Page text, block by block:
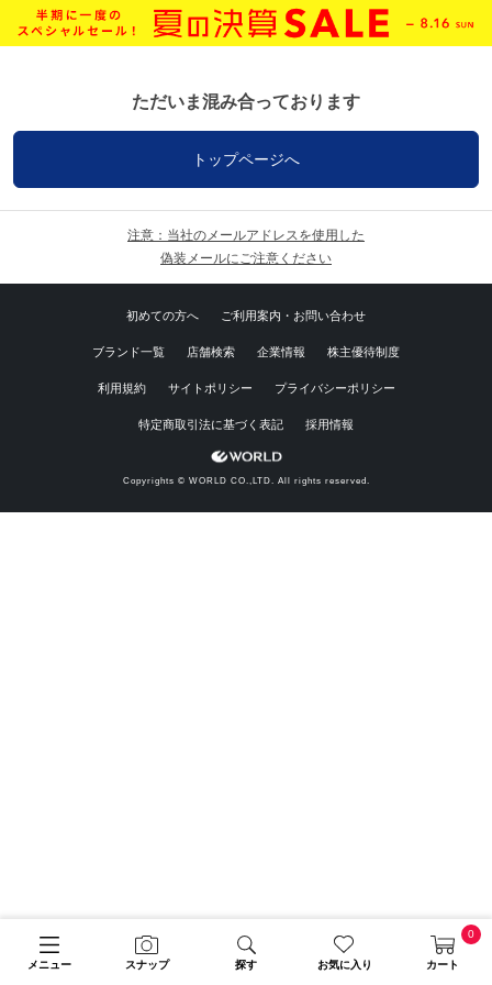
メニュー スナップ 探す お気に入り カート
0
ただいま混み合っております
トップページへ
注意：当社のメールアドレスを使用した
偽装メールにご注意ください
初めての方へ ご利用案内・お問い合わせ
ブランド一覧 店舗検索 企業情報 株主優待制度
利用規約 サイトポリシー プライバシーポリシー
特定商取引法に基づく表記 採用情報
Copyrights © WORLD CO.,LTD. All rights reserved.